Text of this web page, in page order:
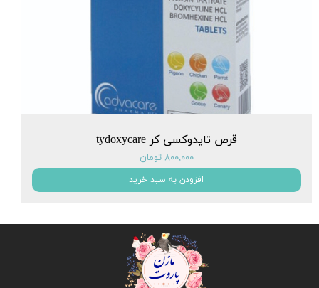
قرص تایدوکسی کر tydoxycare
۸۰۰,۰۰۰ تومان
افزودن به سبد خرید